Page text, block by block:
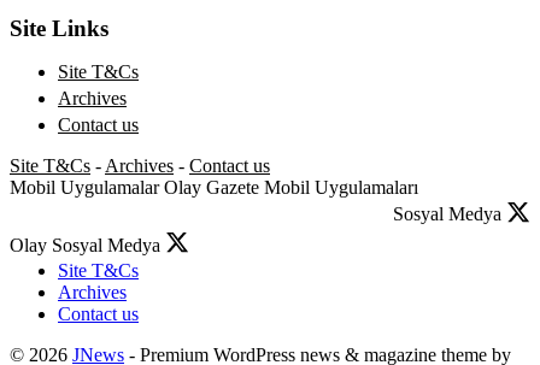
Site Links
Site T&Cs
Archives
Contact us
Site T&Cs - Archives - Contact us
Mobil Uygulamalar Olay Gazete Mobil Uygulamaları
Sosyal Medya
Olay Sosyal Medya
Site T&Cs
Archives
Contact us
© 2026 JNews - Premium WordPress news & magazine theme by